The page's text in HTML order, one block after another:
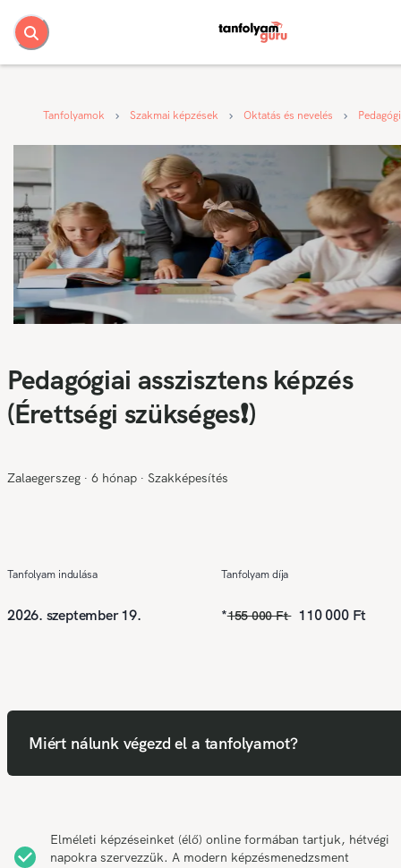
Tanfolyamok Szakmai képzések Oktatás és nevelés
Pedagógiai asszisztens képzés
(Érettségi szükséges❗)
Zalaegerszeg ∙ 6 hónap ∙ Szakképesítés
Tanfolyam indulása
2026. szeptember 19.
Tanfolyam díja
*155 000 Ft 110 000 Ft
Miért nálunk végezd el a tanfolyamot?
Elméleti képzéseinket (élő) online formában tartjuk, hétvégi
napokra szervezzük. A modern képzésmenedzsment